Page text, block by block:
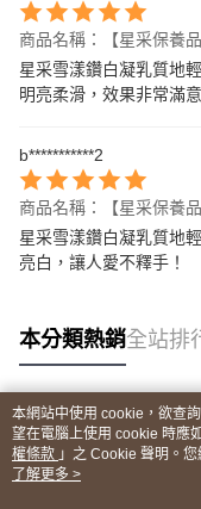
商品名稱：【星采保養
星采雪漾鑽白凝乳質地
明亮柔滑，效果非常滿意
b***********2
商品名稱：【星采保養
星采雪漾鑽白凝乳質地
亮白，讓人愛不釋手！
本分類熱銷全站排
熱門標籤
本網站中使用 cookie，欲查
望在電腦上使用 cookie 時應
權條款 」之 Cookie 聲明。
用條款之 Cookie 聲明使用
了解更多 >